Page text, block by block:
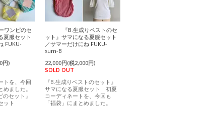
ワンピのセ
夏服セット
FUKU-
円)
トを、今回
めました。
のセット』
ット
『B.生成りベストのセ
ット』サマになる夏服セット
／サマーだけにね FUKU-
sum-B
22,000円(税2,000円)
SOLD OUT
『B.生成りベストのセット』
サマになる夏服セット 初夏
コーディネートを、今回も
「福袋」にまとめました。